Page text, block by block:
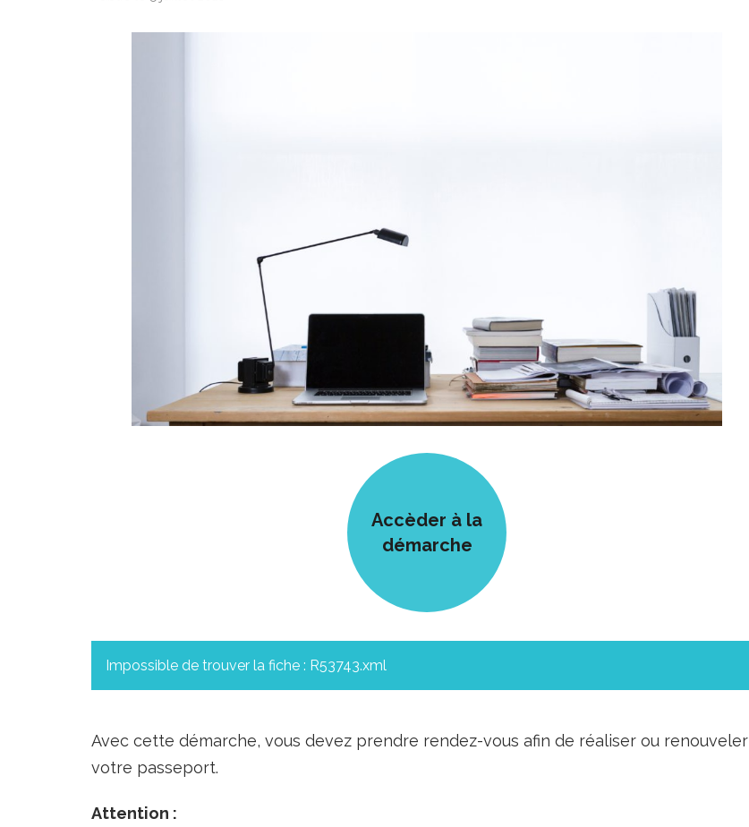
Accèder à la
démarche
Impossible de trouver la fiche : R53743.xml
Avec cette démarche, vous devez prendre rendez-vous afin de réaliser ou renouveler
votre passeport.
Attention :